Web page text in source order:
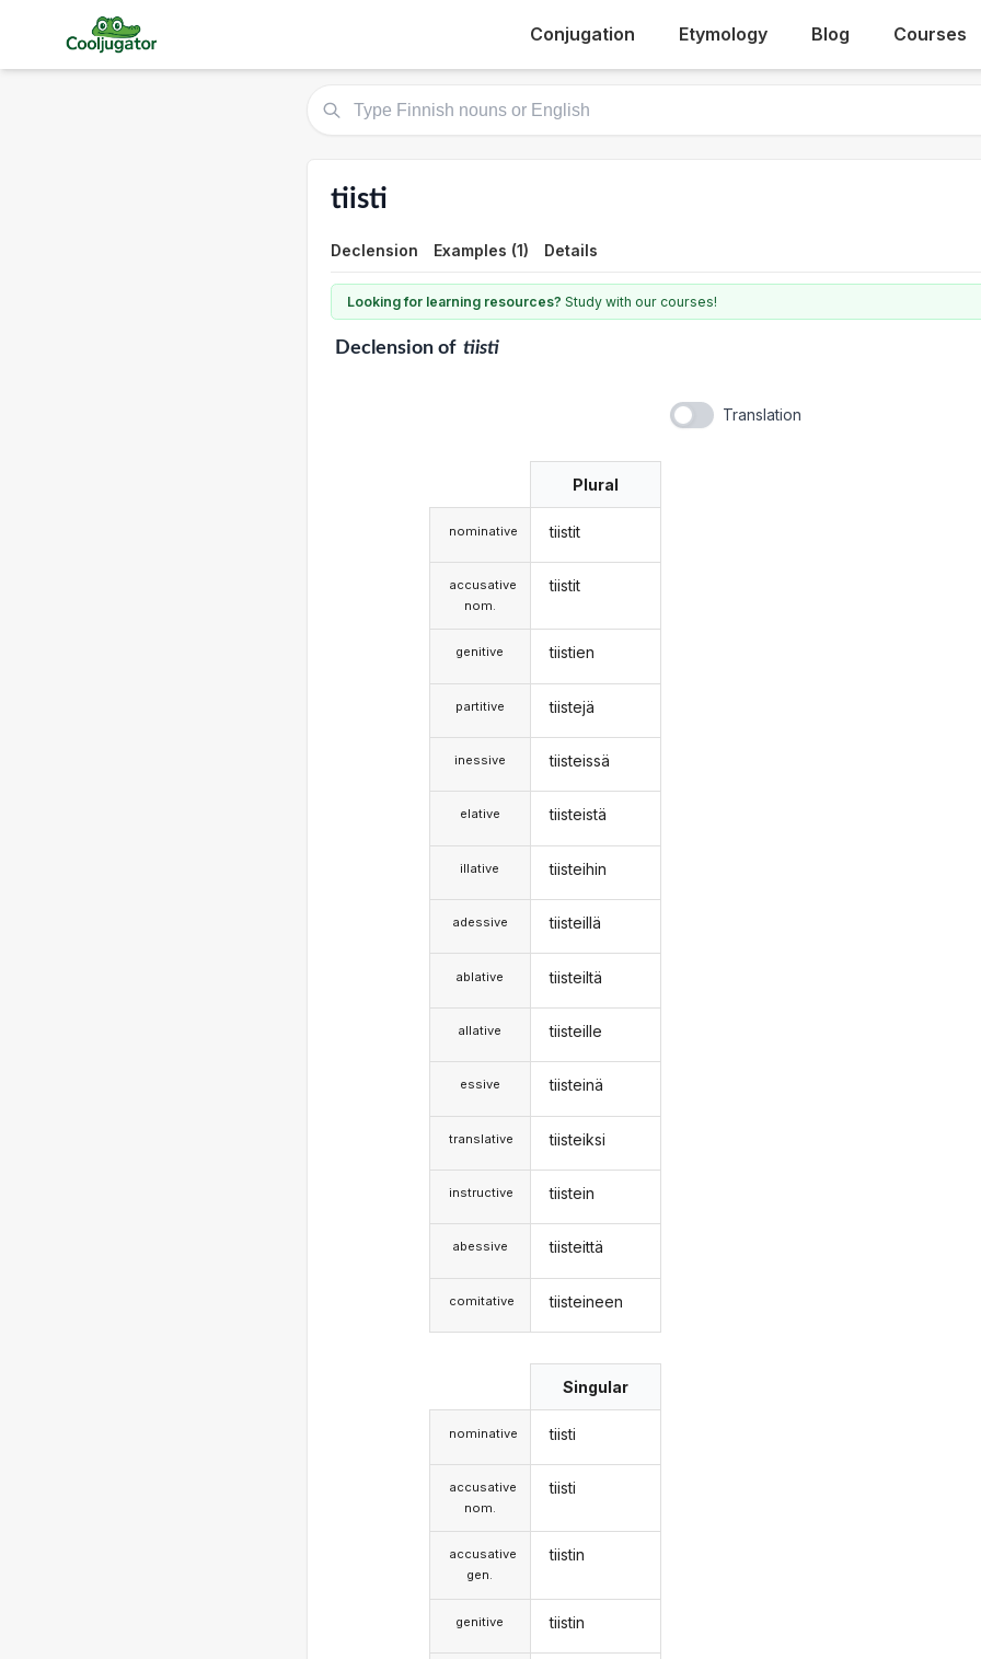
Conjugation Etymology Blog Courses
tiisti
Declension Examples (1) Details
Looking for learning resources? Study with our courses!
Declensionof tiisti
Translation
nominative
accusative
nom.
genitive
partitive
inessive
elative
illative
adessive
ablative
allative
essive
translative
instructive
abessive
comitative
Plural
tiistit
tiistit
tiistien
tiistejä
tiisteissä
tiisteistä
tiisteihin
tiisteillä
tiisteiltä
tiisteille
tiisteinä
tiisteiksi
tiistein
tiisteittä
tiisteineen
nominative
accusative
nom.
accusative
gen.
genitive
Singular
tiisti
tiisti
tiistin
tiistin